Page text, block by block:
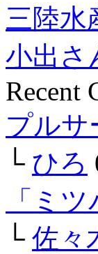
三陸水
小出さ
Recent
プルサ
└ ひろ
「ミ
└ 佐々